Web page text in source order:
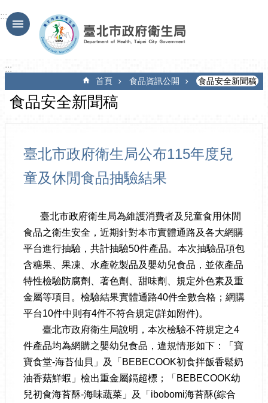
跳到主要內容區塊
:::
:::
首頁 食品資訊公開 食品安全新聞稿
食品安全新聞稿
臺北市政府衛生局公布115年度兒
童及休閒食品抽驗結果
臺北市政府衛生局為維護消費者及兒童食用休閒
食品之衛生安全，近期針對本市實體通路及各大網購
平台進行抽驗，共計抽驗50件產品。本次抽驗品項包
含糖果、果凍、水產乾製品及嬰幼兒食品，並依產品
特性檢驗防腐劑、著色劑、甜味劑、規定外色素及重
金屬等項目。檢驗結果實體通路40件全數合格；網購
平台10件中則有4件不符合規定(詳如附件)。
臺北市政府衛生局說明，本次檢驗不符規定之4
件產品均為網購之嬰幼兒食品，違規情形如下：「寶
寶食堂-海苔仙貝」及「BEBECOOK初食拌飯香鬆奶
油香菇鮮蝦」檢出重金屬鎘超標；「BEBECOOK幼
兒初食海苔酥-海味蔬菜」及「ibobomi海苔酥(綜合